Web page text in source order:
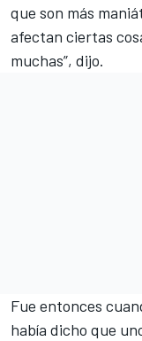
que son más
afectan ciertas
muchas”, dijo.
Fue entonces
había dicho que